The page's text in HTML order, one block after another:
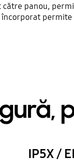
panou,
IP5X /